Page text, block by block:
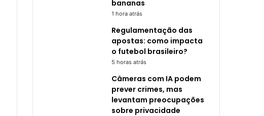
bananas
1 hora atrás
Regulamentação das
apostas: como impacta
o futebol brasileiro?
5 horas atrás
Câmeras com IA podem
prever crimes, mas
levantam preocupações
sobre privacidade